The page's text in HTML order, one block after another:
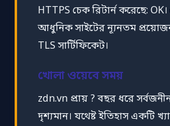
HTTPS চেক রিটার্ন করেছে:
আধুনিক সাইটের ন্যূনতম
TLS সার্টিফিকেট।
খোলা ওয়েবে সময়
zdn.vn প্রায় ? বছর ধরে
দৃশ্যমান। যথেষ্ট ইতিহাস একটি